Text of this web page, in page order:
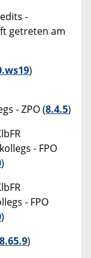
-
getreten am
)
- ZPO (8.4.5)
- FPO
)
- FPO
)
8.65.9)